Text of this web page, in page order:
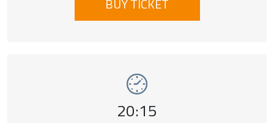
BUY TICKET
Event time,
20:15